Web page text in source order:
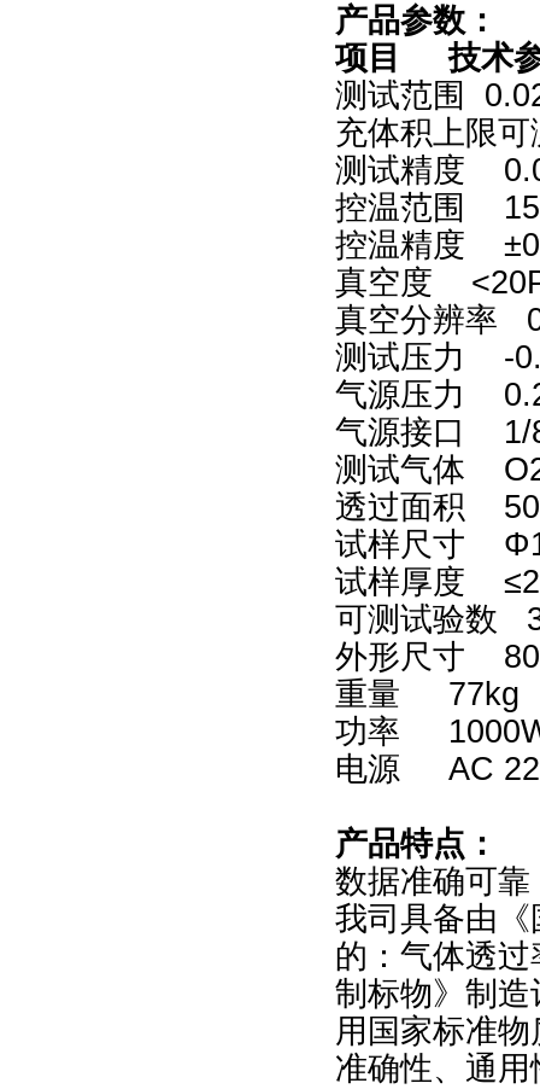
产品参数：
项目 技术
测试范围
充体积上限
测试精度
控温范围
控温精度
真空度
真空分辨率
测试压力 -
气源压力
气源接口
测试气体
透过面积
试样尺寸
试样厚度
可测试验数
外形尺寸
重量
功率
电源 AC
产品特点：
数据准确可靠
我司具备由
的：气体透
制标物》制
用国家标准
准确性、通用